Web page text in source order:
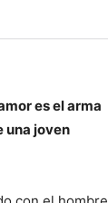
es el arma
una joven